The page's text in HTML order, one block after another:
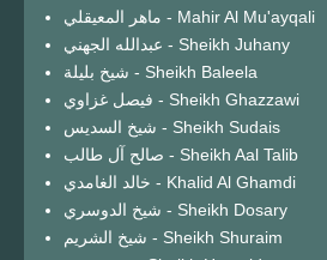
ماهر المعيقلي - Mahir Al Mu'ayqali
عبدالله الجهني - Sheikh Juhany
شيخ بليلة - Sheikh Baleela
فيصل غزاوي - Sheikh Ghazzawi
شيخ السديس - Sheikh Sudais
صالح آل طالب - Sheikh Aal Talib
خالد الغامدي - Khalid Al Ghamdi
شيخ الدوسري - Sheikh Dosary
شيخ الشريم - Sheikh Shuraim